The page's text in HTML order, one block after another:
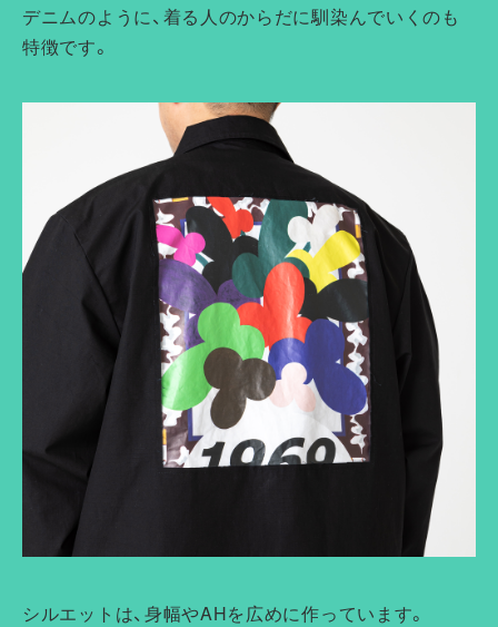
デニムのように、着る人のからだに馴染んでいくのも
特徴です。
シルエットは、身幅やAHを広めに作っています。